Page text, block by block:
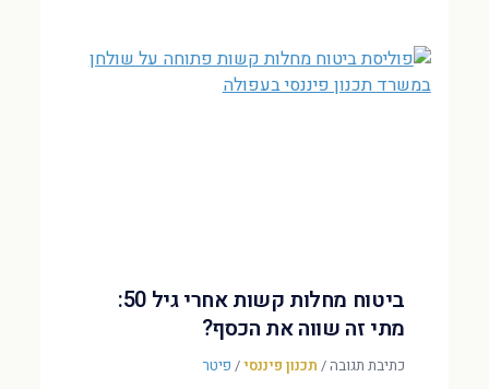
ביטוח מחלות קשות אחרי גיל 50:
מתי זה שווה את הכסף?
כתיבת תגובה/ תכנון פיננסי/ פיטר